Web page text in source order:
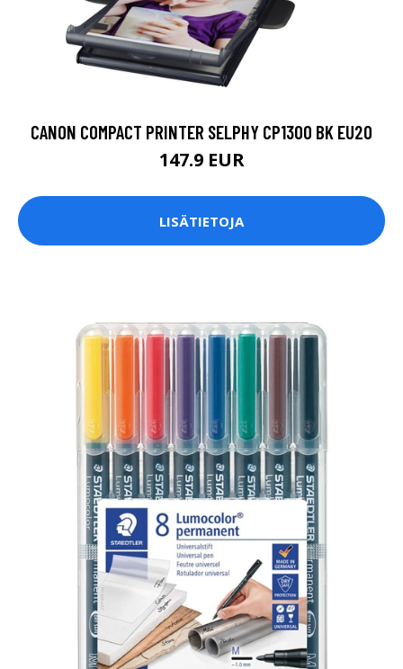
CANON COMPACT PRINTER SELPHY CP1300 BK EU20
147.9 EUR
LISÄTIETOJA